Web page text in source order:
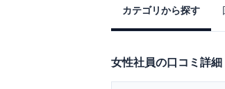
カテゴリから探す
女性社員の口コミ詳細